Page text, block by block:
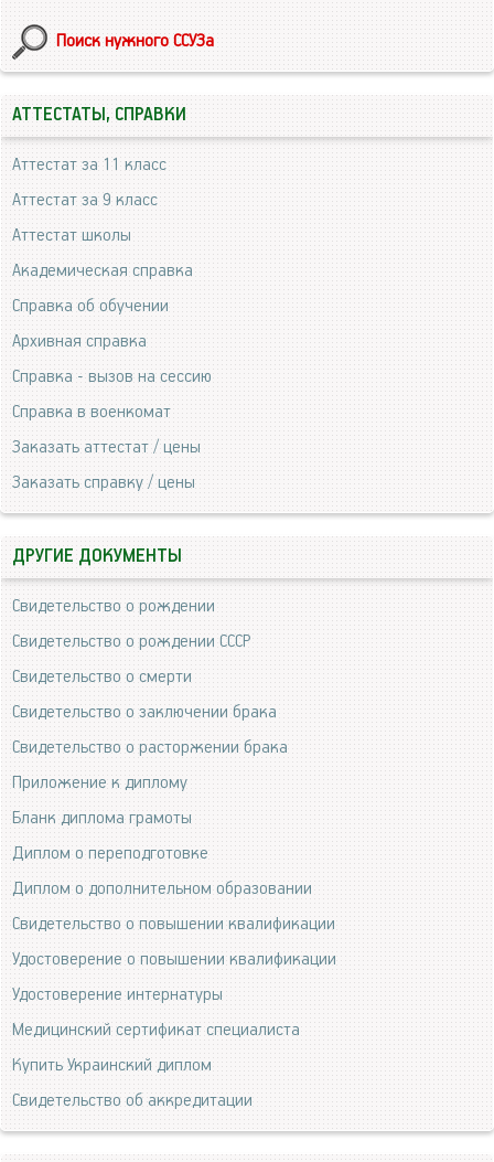
Поиск нужного ССУЗа
АТТЕСТАТЫ, СПРАВКИ
Аттестат за 11 класс
Аттестат за 9 класс
Аттестат школы
Академическая справка
Справка об обучении
Архивная справка
Справка - вызов на сессию
Справка в военкомат
Заказать аттестат / цены
Заказать справку / цены
ДРУГИЕ ДОКУМЕНТЫ
Свидетельство о рождении
Свидетельство о рождении СССР
Свидетельство о смерти
Свидетельство о заключении брака
Свидетельство о расторжении брака
Приложение к диплому
Бланк диплома грамоты
Диплом о переподготовке
Диплом о дополнительном образовании
Свидетельство о повышении квалификации
Удостоверение о повышении квалификации
Удостоверение интернатуры
Медицинский сертификат специалиста
Купить Украинский диплом
Свидетельство об аккредитации